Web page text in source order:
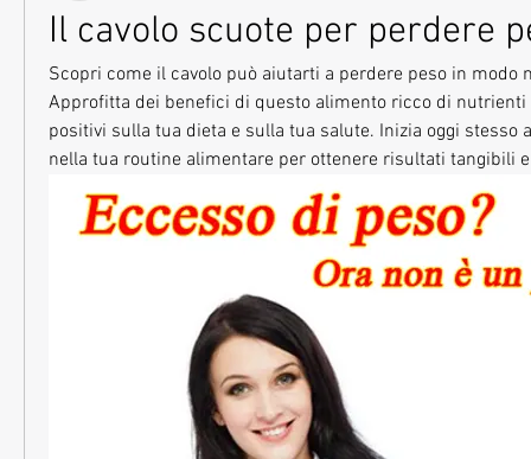
Il cavolo scuote per perdere
Scopri come il cavolo può aiutarti a perdere peso in modo
Approfitta dei benefici di questo alimento ricco di
positivi sulla tua dieta e sulla tua salute. Inizia oggi stesso
nella tua routine alimentare per ottenere risultati tangibili